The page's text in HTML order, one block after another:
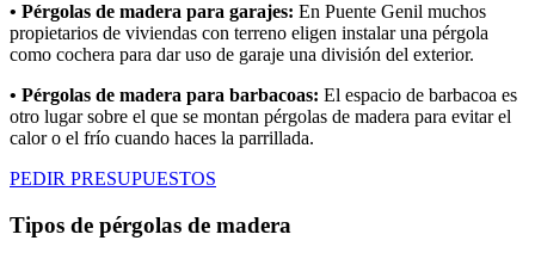
• Pérgolas de madera para garajes: En Puente Genil muchos
propietarios de viviendas con terreno eligen instalar una pérgola
como cochera para dar uso de garaje una división del exterior.
• Pérgolas de madera para barbacoas: El espacio de barbacoa es
otro lugar sobre el que se montan pérgolas de madera para evitar el
calor o el frío cuando haces la parrillada.
PEDIR PRESUPUESTOS
Tipos de pérgolas de madera